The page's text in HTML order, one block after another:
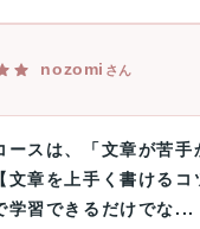
nozomi さん
ースは、「文章が苦手
文章を上手く書けるコ
学習できるだけでな...